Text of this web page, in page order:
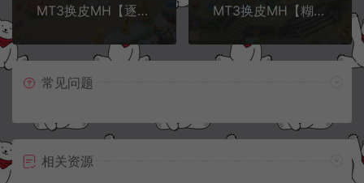
MT3换皮MH【逐梦西游】7月最新整理Linux手工服务端+攻略+管理后台+GM后台+安卓苹果双端+详细搭建教程+视频教程
MT3换皮MH【糊涂西游修复版】7月最新整理Linux手工服务端+全套源码+管理后台+GM后台+安卓苹果双端+详细搭建教程
常见问题
相关资源